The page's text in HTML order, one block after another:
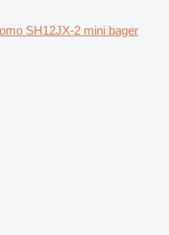
SH12JX-2 mini bager